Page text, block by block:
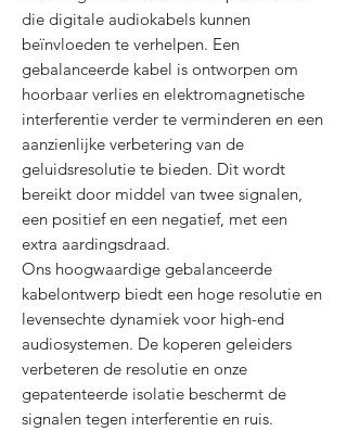
die digitale audiokabels kunnen
beïnvloeden te verhelpen. Een
gebalanceerde kabel is ontworpen om
hoorbaar verlies en elektromagnetische
interferentie verder te verminderen en een
aanzienlijke verbetering van de
geluidsresolutie te bieden. Dit wordt
bereikt door middel van twee signalen,
een positief en een negatief, met een
extra aardingsdraad.
Ons hoogwaardige gebalanceerde
kabelontwerp biedt een hoge resolutie en
levensechte dynamiek voor high-end
audiosystemen. De koperen geleiders
verbeteren de resolutie en onze
gepatenteerde isolatie beschermt de
signalen tegen interferentie en ruis.